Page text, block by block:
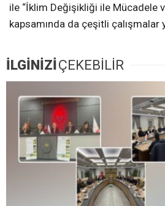
ile “İklim Değişikliği ile Mücadele
kapsamında da çeşitli çalışmalar
İLGİNİZİÇEKEBİLİR